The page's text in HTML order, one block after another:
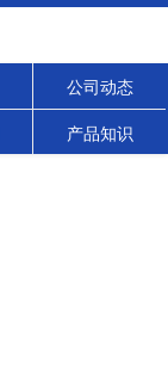
公司动态
产品知识